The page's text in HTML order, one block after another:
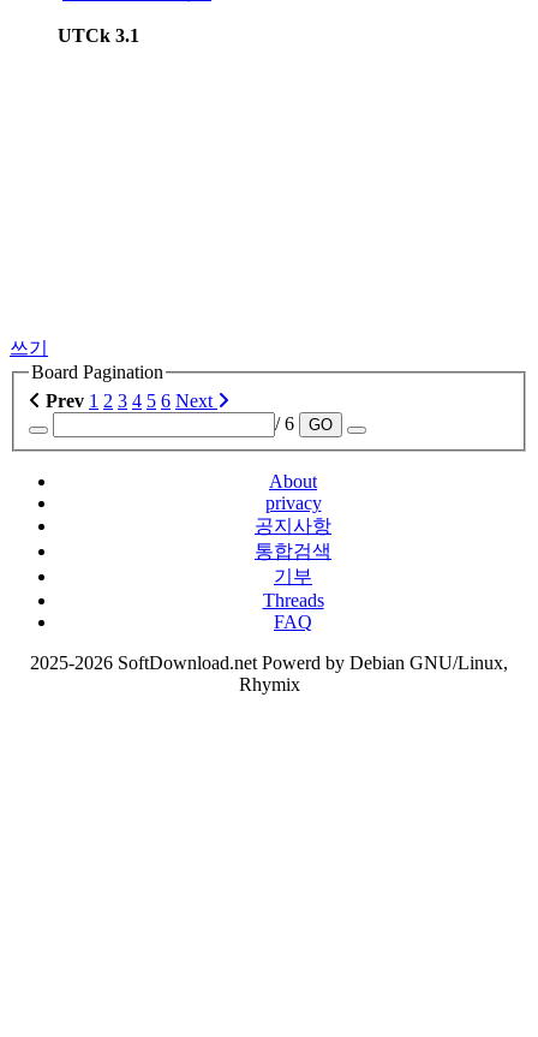
UTCk 3.1
쓰기
Board Pagination
Prev 1 2 3 4 5 6 Next
/ 6
GO
About
privacy
공지사항
통합검색
기부
Threads
FAQ
2025-2026 SoftDownload.net Powerd by Debian GNU/Linux,
Rhymix